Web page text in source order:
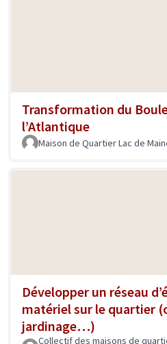
Transformation du
l’Atlantique
Maison de Quartier Lac de
Développer un réseau
matériel sur le quartier
jardinage…)
Collectif des maisons de